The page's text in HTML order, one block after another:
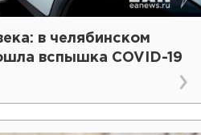
в челябинском
вспышка COVID-19